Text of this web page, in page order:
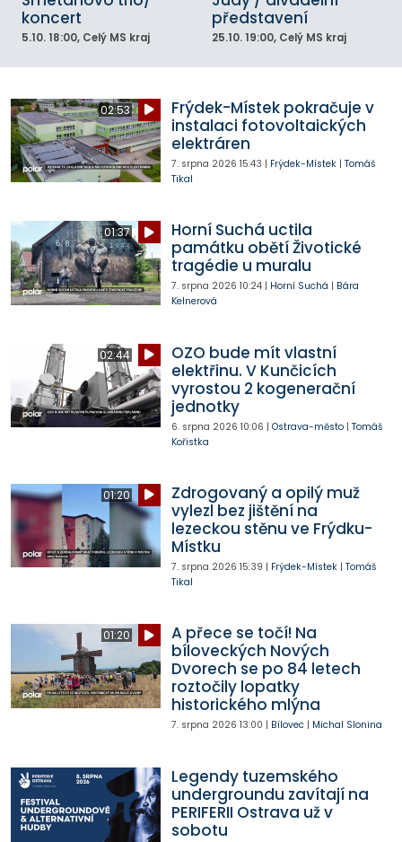
koncert
5.10. 18:00, Celý MS kraj
představení
25.10. 19:00, Celý MS kraj
02:53
Frýdek-Místek pokračuje v
instalaci fotovoltaických
elektráren
7. srpna 2026 15:43 | Frýdek-Místek| Tomáš
Tikal
01:37
Horní Suchá uctila
památku obětí Životické
tragédie u muralu
7. srpna 2026 10:24| Horní Suchá | Bára
Kelnerová
02:44
OZO bude mít vlastní
elektřinu. V Kunčicích
vyrostou 2 kogenerační
jednotky
6. srpna 2026 10:06 | Ostrava-město| Tomáš
Kořistka
01:20
Zdrogovaný a opilý muž
vylezl bez jištění na
lezeckou stěnu ve Frýdku-
Místku
7. srpna 2026 15:39 | Frýdek-Místek| Tomáš
Tikal
01:20
A přece se točí! Na
bíloveckých Nových
Dvorech se po 84 letech
roztočily lopatky
historického mlýna
7. srpna 2026 13:00 | Bílovec| Michal Slonina
Legendy tuzemského
undergroundu zavítají na
PERIFERII Ostrava už v
sobotu